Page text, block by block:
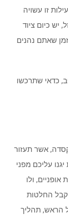
זו עשויה
יש כיום ציוד
שאתם נהנים
כדאי שתרכשו
אשר תעזור
עליכם מפני
ולו
החלטות
הראש, תהליך